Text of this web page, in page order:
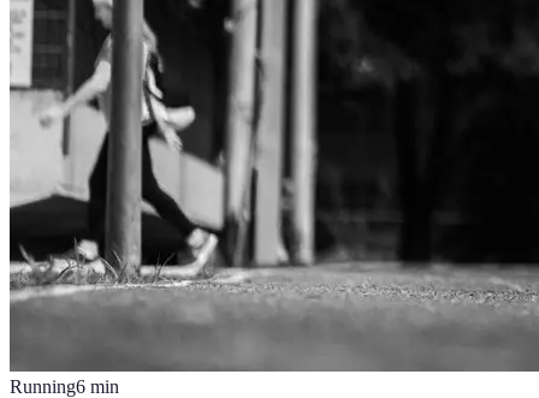
Running6 min